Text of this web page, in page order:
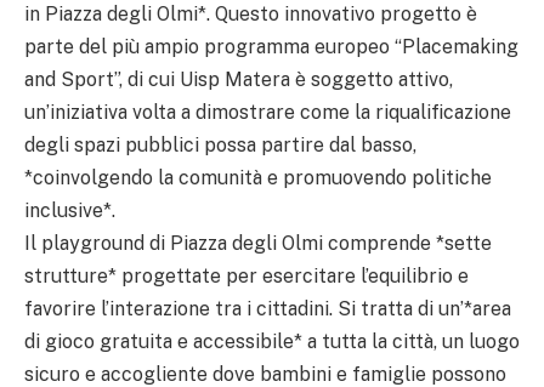
in Piazza degli Olmi*. Questo innovativo progetto è
parte del più ampio programma europeo “Placemaking
and Sport”, di cui Uisp Matera è soggetto attivo,
un’iniziativa volta a dimostrare come la riqualificazione
degli spazi pubblici possa partire dal basso,
*coinvolgendo la comunità e promuovendo politiche
inclusive*.
Il playground di Piazza degli Olmi comprende *sette
strutture* progettate per esercitare l’equilibrio e
favorire l’interazione tra i cittadini. Si tratta di un’*area
di gioco gratuita e accessibile* a tutta la città, un luogo
sicuro e accogliente dove bambini e famiglie possono